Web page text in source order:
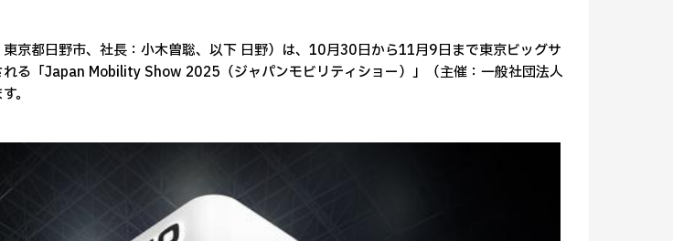
京都日野市、社長：小木曽聡、以下 日野）は、10月30日から11月9日まで東京ビッグサ
る「Japan Mobility Show 2025（ジャパンモビリティショー）」（主催：一般社団法人
。